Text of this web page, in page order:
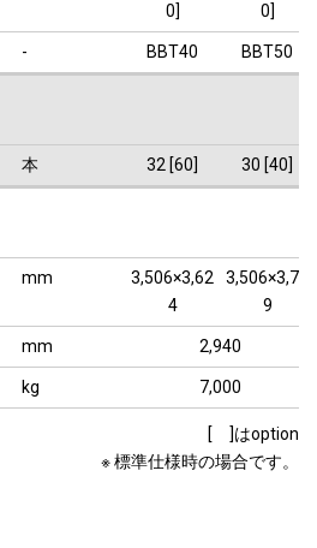
0]
0]
- BBT40 BBT50
本 32 [60] 30 [40]
mm
3,506×3,62
4
3,506×3,77
9
mm 2,940
kg 7,000
[ ]はoption
※ 標準仕様時の場合です。